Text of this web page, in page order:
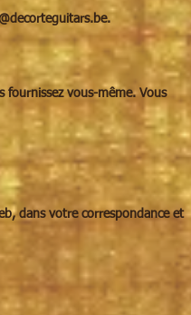
.
fournissez vous-même. Vous
dans votre correspondance et